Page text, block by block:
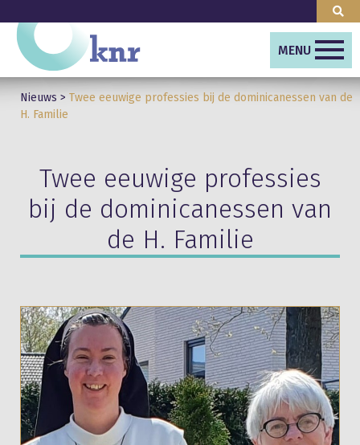
MENU
Nieuws > Twee eeuwige professies bij de dominicanessen van de
H. Familie
Twee eeuwige professies
bij de dominicanessen van
de H. Familie